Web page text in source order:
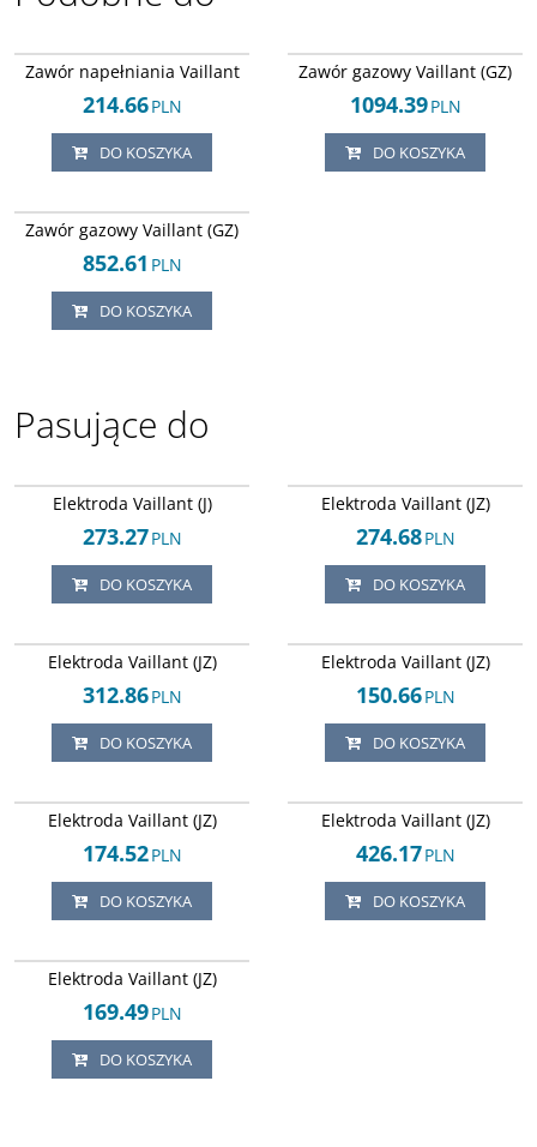
Zawór napełniania Vaillant
214.66PLN
DO KOSZYKA
Zawór gazowy Vaillant (GZ)
1094.39PLN
DO KOSZYKA
Zawór gazowy Vaillant (GZ)
852.61 PLN
DO KOSZYKA
Pasujące do
Elektroda Vaillant (J)
273.27PLN
DO KOSZYKA
Elektroda Vaillant (JZ)
274.68PLN
DO KOSZYKA
Elektroda Vaillant (JZ)
312.86PLN
DO KOSZYKA
Elektroda Vaillant (JZ)
150.66PLN
DO KOSZYKA
Elektroda Vaillant (JZ)
174.52PLN
DO KOSZYKA
Elektroda Vaillant (JZ)
426.17PLN
DO KOSZYKA
Elektroda Vaillant (JZ)
169.49PLN
DO KOSZYKA